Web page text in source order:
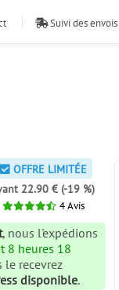
Suivi des envois
OFFRE LIMITÉE
22.90 € (-19 %)
4Avis
, nous l'expédions
8 heures 18
le recevrez
disponible.